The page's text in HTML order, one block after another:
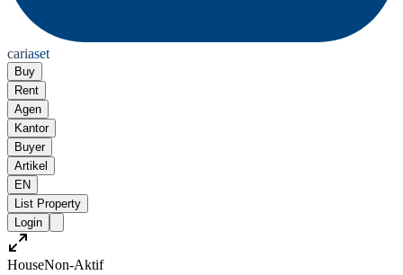
cariaset
Buy
Rent
Agen
Kantor
Buyer
Artikel
EN
List Property
Login
HouseNon-Aktif